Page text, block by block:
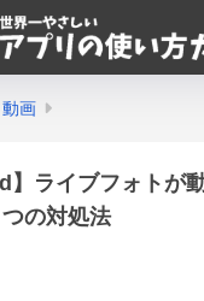
画
】ライブフォトが
の対処法